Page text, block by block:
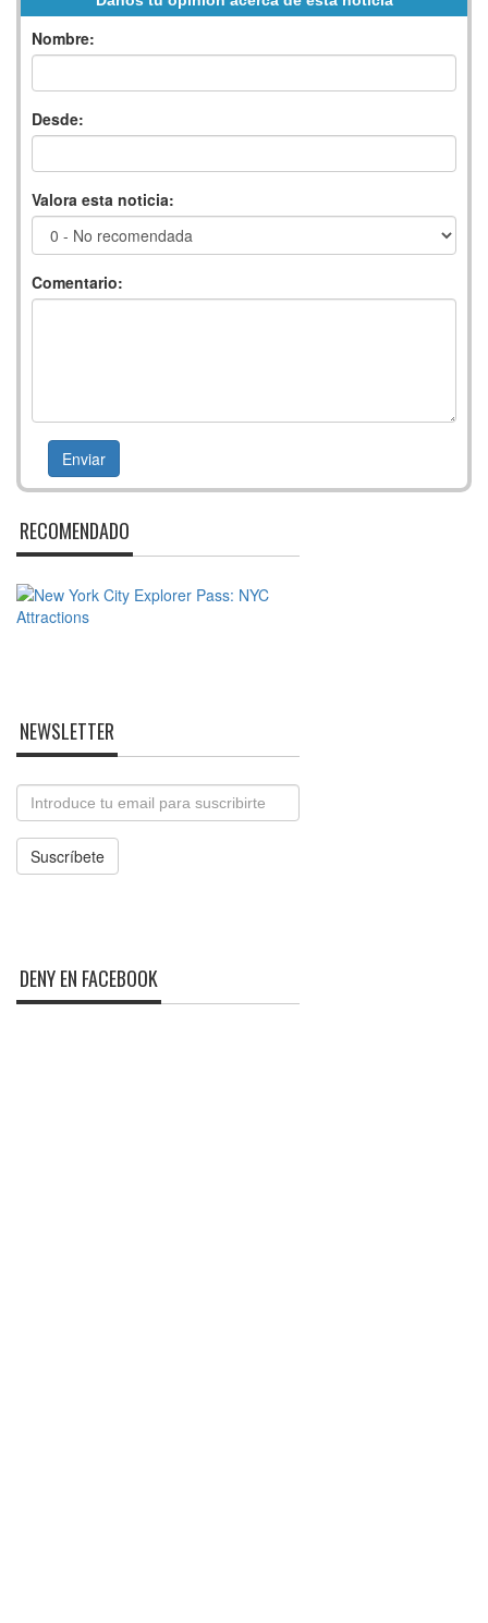
Nombre:
Desde:
Valora esta noticia:
Comentario:
RECOMENDADO
NEWSLETTER
Email
Suscríbete
DENY EN FACEBOOK